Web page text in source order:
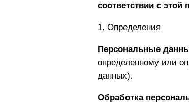
соответствии с этой
1. Определения
Персональные
определенному или
данных).
Обработка